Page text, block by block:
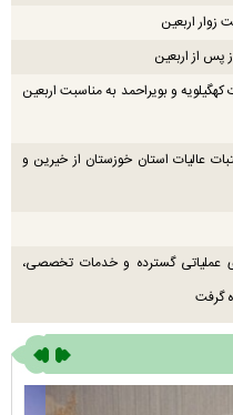
پس از اربعین
و بویراحمد به مناسبت اربعین
عالیات استان خوزستان از خیرین و
عملیاتی گسترده و خدمات تخصصی،
گرفت